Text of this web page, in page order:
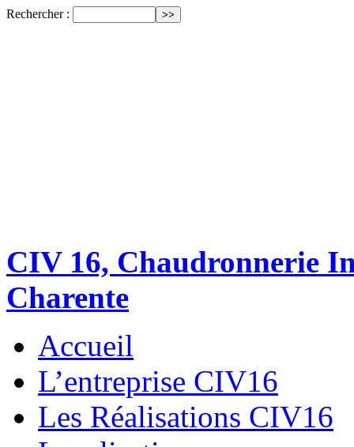
Rechercher :
CIV 16, Chaudronnerie
Charente
Accueil
L’entreprise CIV16
Les Réalisations CIV16